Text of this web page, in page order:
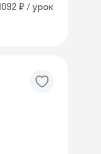
₽ / урок